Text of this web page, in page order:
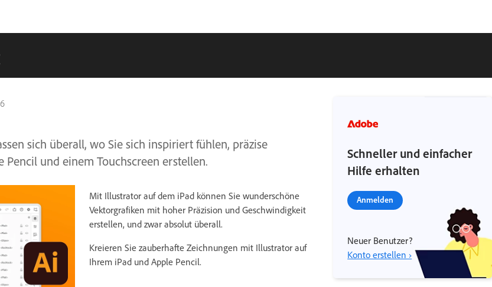
sich überall, wo Sie sich inspiriert fühlen, präzise
und einem Touchscreen erstellen.
Mit Illustrator auf dem iPad können Sie wunderschöne
Vektorgrafiken mit hoher Präzision und Geschwindigkeit
erstellen, und zwar absolut überall.
Kreieren Sie zauberhafte Zeichnungen mit Illustrator auf
Ihrem iPad und Apple Pencil.
Schneller und einfacher
Hilfe erhalten
Anmelden
Neuer Benutzer?
Konto erstellen ›